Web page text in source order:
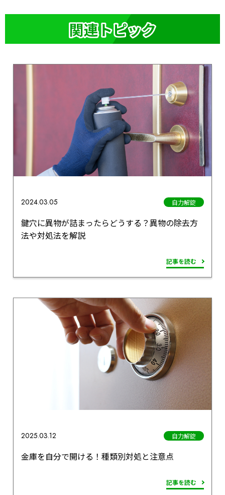
2024.03.05 自力解錠
鍵穴に異物が詰まったらどうする？異物の除去方
法や対処法を解説
記事を読む
2025.03.12 自力解錠
金庫を自分で開ける！種類別対処と注意点
記事を読む